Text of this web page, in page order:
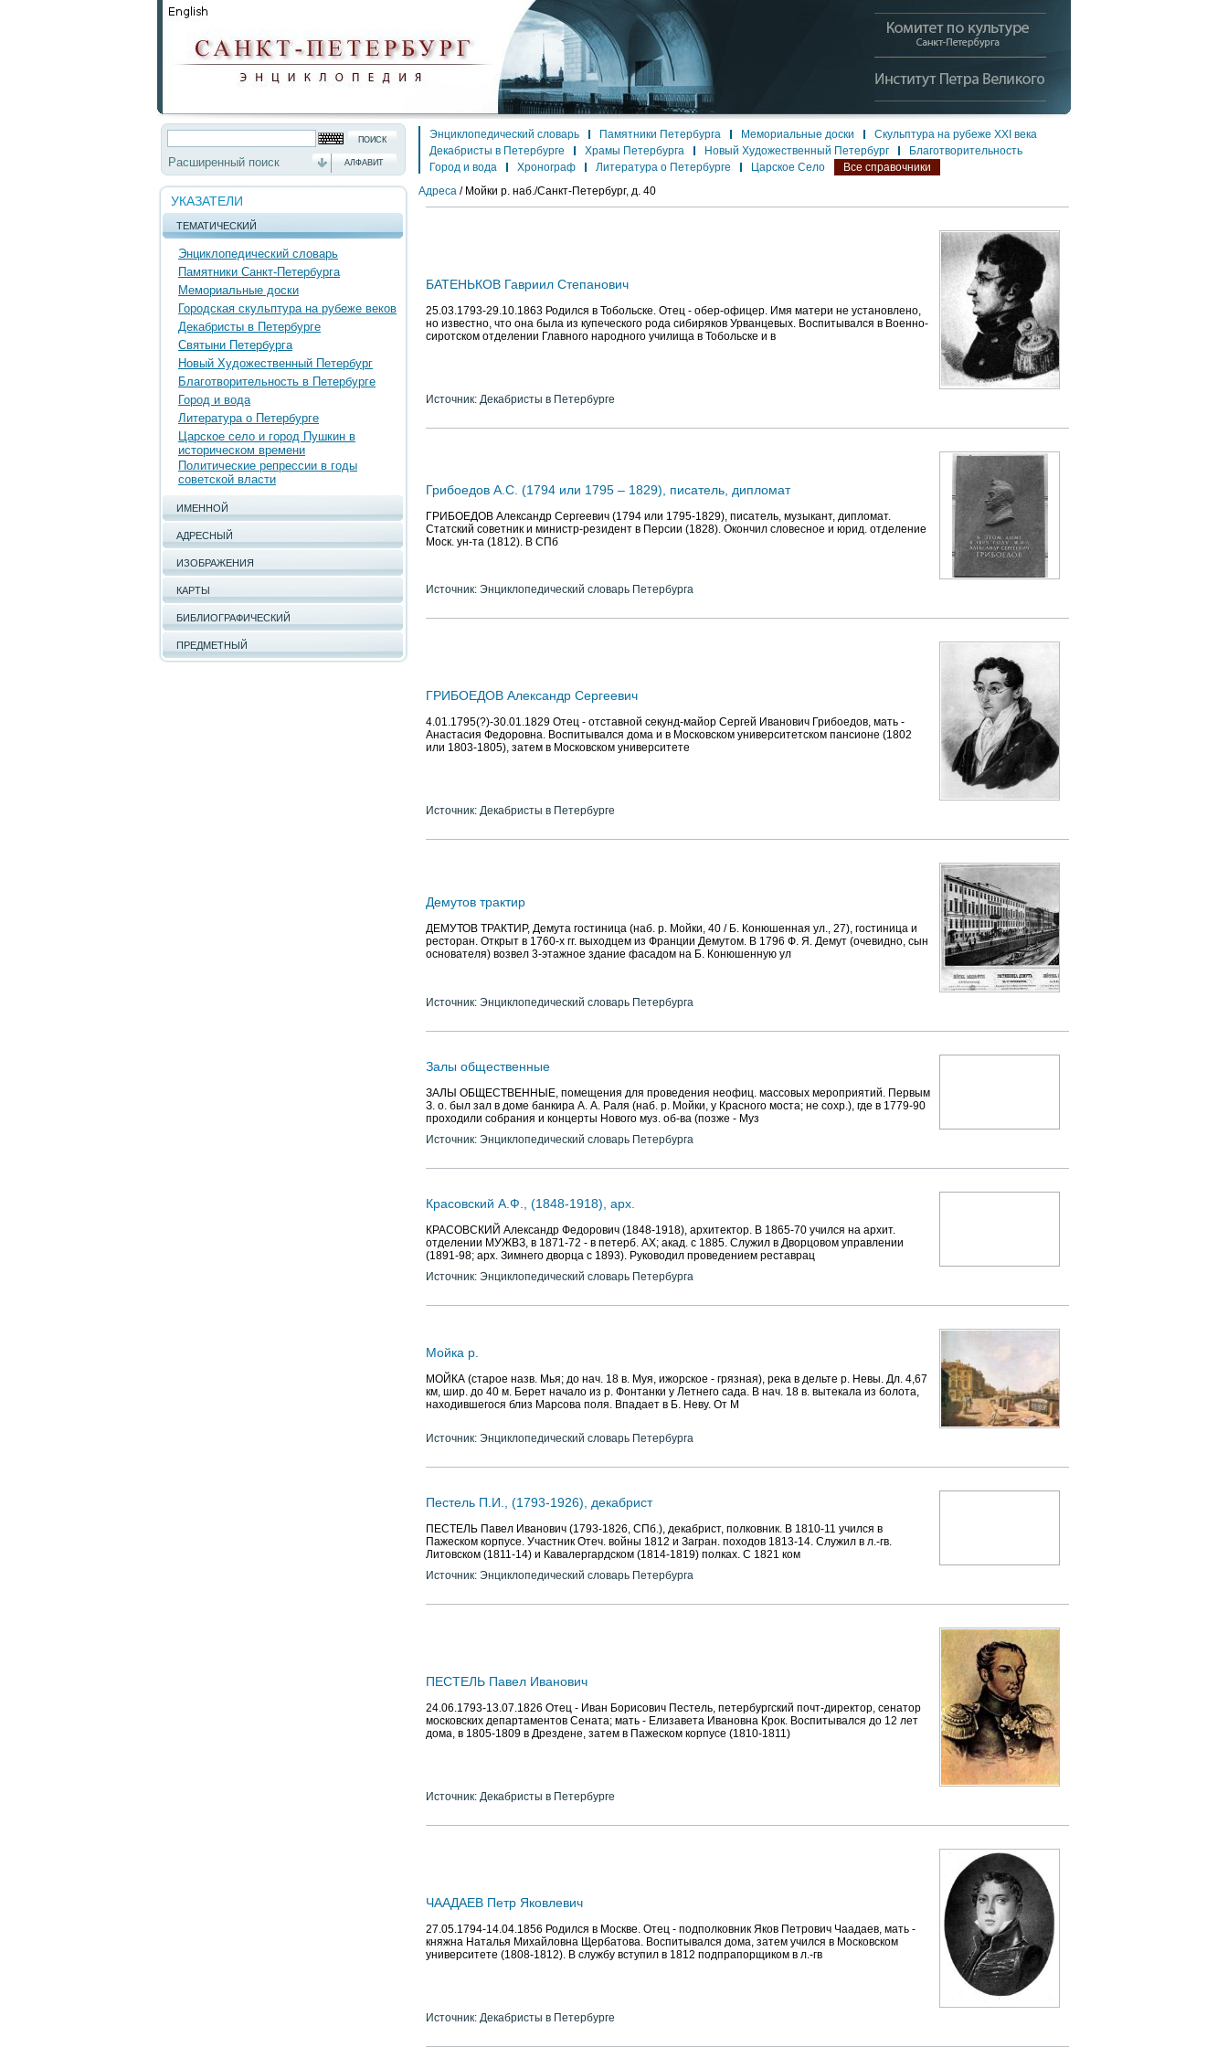
Расширенный поиск АЛФАВИТ
УКАЗАТЕЛИ
ТЕМАТИЧЕСКИЙ
Энциклопедический словарь
Памятники Санкт-Петербурга
Мемориальные доски
Городская скульптура на рубеже веков
Декабристы в Петербурге
Святыни Петербурга
Новый Художественный Петербург
Благотворительность в Петербурге
Город и вода
Литература о Петербурге
Царское село и город Пушкин в
историческом времени
Политические репрессии в годы
советской власти
ИМЕННОЙ
АДРЕСНЫЙ
ИЗОБРАЖЕНИЯ
КАРТЫ
БИБЛИОГРАФИЧЕСКИЙ
ПРЕДМЕТНЫЙ
Энциклопедический словарь Памятники Петербурга Мемориальные доски
Скульптура на рубеже XXI века
Декабристы в Петербурге
Храмы Петербурга Новый Художественный Петербург
Благотворительность
Город и вода
Хронограф Литература о Петербурге Царское Село
Все справочники
Адреса / Мойки р. наб./Санкт-Петербург, д. 40
БАТЕНЬКОВ Гавриил Степанович
25.03.1793-29.10.1863 Родился в Тобольске. Отец - обер-офицер. Имя матери не установлено,
но известно, что она была из купеческого рода сибиряков Урванцевых. Воспитывался в Военно-
сиротском отделении Главного народного училища в Тобольске и в
Источник: Декабристы в Петербурге
Грибоедов А.С. (1794 или 1795 – 1829), писатель, дипломат
ГРИБОЕДОВ Александр Сергеевич (1794 или 1795-1829), писатель, музыкант, дипломат.
Статский советник и министр-резидент в Персии (1828). Окончил словесное и юрид. отделение
Моск. ун-та (1812). В СПб
Источник: Энциклопедический словарь Петербурга
ГРИБОЕДОВ Александр Сергеевич
4.01.1795(?)-30.01.1829 Отец - отставной секунд-майор Сергей Иванович Грибоедов, мать -
Анастасия Федоровна. Воспитывался дома и в Московском университетском пансионе (1802
или 1803-1805), затем в Московском университете
Источник: Декабристы в Петербурге
Демутов трактир
ДЕМУТОВ ТРАКТИР, Демута гостиница (наб. р. Мойки, 40 / Б. Конюшенная ул., 27), гостиница и
ресторан. Открыт в 1760-х гг. выходцем из Франции Демутом. В 1796 Ф. Я. Демут (очевидно, сын
основателя) возвел 3-этажное здание фасадом на Б. Конюшенную ул
Источник: Энциклопедический словарь Петербурга
Залы общественные
ЗАЛЫ ОБЩЕСТВЕННЫЕ, помещения для проведения неофиц. массовых мероприятий. Первым
З. о. был зал в доме банкира А. А. Раля (наб. р. Мойки, у Красного моста; не сохр.), где в 1779-90
проходили собрания и концерты Нового муз. об-ва (позже - Муз
Источник: Энциклопедический словарь Петербурга
Красовский А.Ф., (1848-1918), арх.
КРАСОВСКИЙ Александр Федорович (1848-1918), архитектор. В 1865-70 учился на архит.
отделении МУЖВЗ, в 1871-72 - в петерб. АХ; акад. с 1885. Служил в Дворцовом управлении
(1891-98; арх. Зимнего дворца с 1893). Руководил проведением реставрац
Источник: Энциклопедический словарь Петербурга
Мойка р.
МОЙКА (старое назв. Мья; до нач. 18 в. Муя, ижорское - грязная), река в дельте р. Невы. Дл. 4,67
км, шир. до 40 м. Берет начало из р. Фонтанки у Летнего сада. В нач. 18 в. вытекала из болота,
находившегося близ Марсова поля. Впадает в Б. Неву. От М
Источник: Энциклопедический словарь Петербурга
Пестель П.И., (1793-1926), декабрист
ПЕСТЕЛЬ Павел Иванович (1793-1826, СПб.), декабрист, полковник. В 1810-11 учился в
Пажеском корпусе. Участник Отеч. войны 1812 и Загран. походов 1813-14. Служил в л.-гв.
Литовском (1811-14) и Кавалергардском (1814-1819) полках. С 1821 ком
Источник: Энциклопедический словарь Петербурга
ПЕСТЕЛЬ Павел Иванович
24.06.1793-13.07.1826 Отец - Иван Борисович Пестель, петербургский почт-директор, сенатор
московских департаментов Сената; мать - Елизавета Ивановна Крок. Воспитывался до 12 лет
дома, в 1805-1809 в Дрездене, затем в Пажеском корпусе (1810-1811)
Источник: Декабристы в Петербурге
ЧААДАЕВ Петр Яковлевич
27.05.1794-14.04.1856 Родился в Москве. Отец - подполковник Яков Петрович Чаадаев, мать -
княжна Наталья Михайловна Щербатова. Воспитывался дома, затем учился в Московском
университете (1808-1812). В службу вступил в 1812 подпрапорщиком в л.-гв
Источник: Декабристы в Петербурге